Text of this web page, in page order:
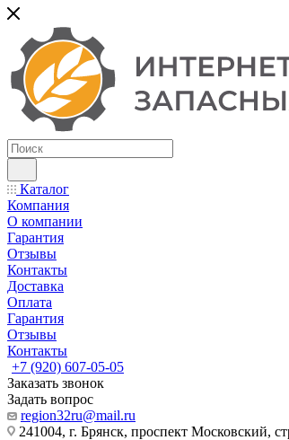
Каталог
Компания
О компании
Гарантия
Отзывы
Контакты
Доставка
Оплата
Гарантия
Отзывы
Контакты
+7 (920) 607-05-05
Заказать звонок
Задать вопрос
region32ru@mail.ru
241004, г. Брянск, проспект Московский,